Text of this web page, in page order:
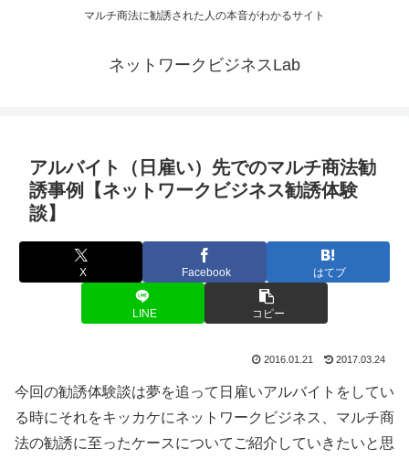
マルチ商法に勧誘された人の本音がわかるサイト
ネットワークビジネスLab
アルバイト（日雇い）先でのマルチ商法勧
誘事例【ネットワークビジネス勧誘体験
談】
X Facebook はてブ
LINE コピー
2016.01.21 2017.03.24
今回の勧誘体験談は夢を追って日雇いアルバイトをしてい
る時にそれをキッカケにネットワークビジネス、マルチ商
法の勧誘に至ったケースについてご紹介していきたいと思